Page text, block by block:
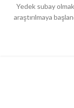
Yedek subay
araştırılmaya